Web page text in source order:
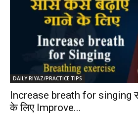
DAILY RIYAZ/PRACTICE TIPS
Increase breath for singing
के लिए Improve...